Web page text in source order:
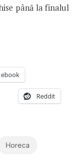
până la finalul
Reddit
Horeca